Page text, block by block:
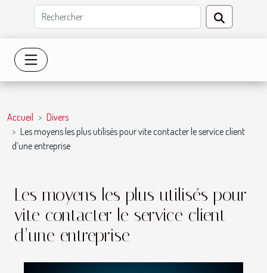
Accueil
Divers
Les moyens les plus utilisés pour vite contacter le service client
d’une entreprise
Les moyens les plus utilisés pour
vite contacter le service client
d’une entreprise